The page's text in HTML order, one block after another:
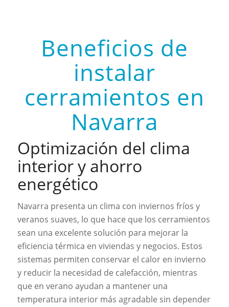
Beneficios de
instalar
cerramientos en
Navarra
Optimización del clima
interior y ahorro
energético
Navarra presenta un clima con inviernos fríos y
veranos suaves, lo que hace que los cerramientos
sean una excelente solución para mejorar la
eficiencia térmica en viviendas y negocios. Estos
sistemas permiten conservar el calor en invierno
y reducir la necesidad de calefacción, mientras
que en verano ayudan a mantener una
temperatura interior más agradable sin depender